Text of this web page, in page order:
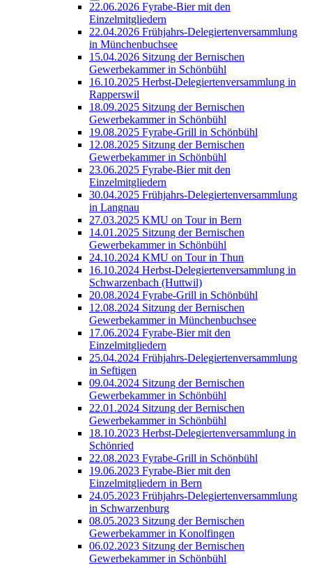
22.06.2026 Fyrabe-Bier mit den
Einzelmitgliedern
22.04.2026 Frühjahrs-Delegiertenversammlung
in Münchenbuchsee
15.04.2026 Sitzung der Bernischen
Gewerbekammer in Schönbühl
16.10.2025 Herbst-Delegiertenversammlung in
Rapperswil
18.09.2025 Sitzung der Bernischen
Gewerbekammer in Schönbühl
19.08.2025 Fyrabe-Grill in Schönbühl
12.08.2025 Sitzung der Bernischen
Gewerbekammer in Schönbühl
23.06.2025 Fyrabe-Bier mit den
Einzelmitgliedern
30.04.2025 Frühjahrs-Delegiertenversammlung
in Langnau
27.03.2025 KMU on Tour in Bern
14.01.2025 Sitzung der Bernischen
Gewerbekammer in Schönbühl
24.10.2024 KMU on Tour in Thun
16.10.2024 Herbst-Delegiertenversammlung in
Schwarzenbach (Huttwil)
20.08.2024 Fyrabe-Grill in Schönbühl
12.08.2024 Sitzung der Bernischen
Gewerbekammer in Münchenbuchsee
17.06.2024 Fyrabe-Bier mit den
Einzelmitgliedern
25.04.2024 Frühjahrs-Delegiertenversammlung
in Seftigen
09.04.2024 Sitzung der Bernischen
Gewerbekammer in Schönbühl
22.01.2024 Sitzung der Bernischen
Gewerbekammer in Schönbühl
18.10.2023 Herbst-Delegiertenversammlung in
Schönried
22.08.2023 Fyrabe-Grill in Schönbühl
19.06.2023 Fyrabe-Bier mit den
Einzelmitgliedern in Bern
24.05.2023 Frühjahrs-Delegiertenversammlung
in Schwarzenburg
08.05.2023 Sitzung der Bernischen
Gewerbekammer in Konolfingen
06.02.2023 Sitzung der Bernischen
Gewerbekammer in Schönbühl